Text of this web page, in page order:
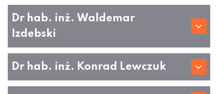
Dr hab. inż. Waldemar
Izdebski
Dr hab. inż. Konrad Lewczuk